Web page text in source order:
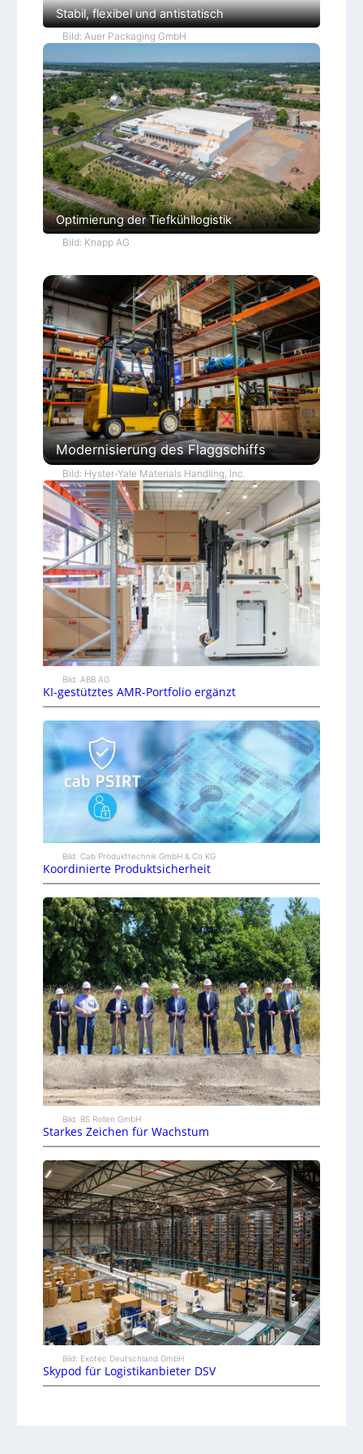
Stabil, flexibel und antistatisch
Bild: Auer Packaging GmbH
Optimierung der Tiefkühllogistik
Bild: Knapp AG
Modernisierung des Flaggschiffs
Bild: Hyster-Yale Materials Handling, Inc.
Bild: ABB AG
KI-gestütztes AMR-Portfolio ergänzt
Bild: Cab Produkttechnik GmbH & Co KG
Koordinierte Produktsicherheit
Bild: BS Rollen GmbH
Starkes Zeichen für Wachstum
Bild: Exotec Deutschland GmbH
Skypod für Logistikanbieter DSV